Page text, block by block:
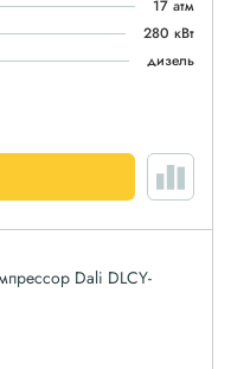
17 атм
280 кВт
дизель
Dali DLCY-